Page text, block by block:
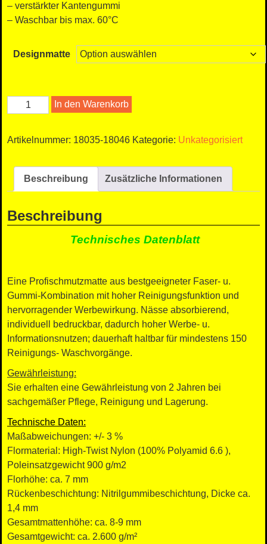
– verstärkter Kantengummi
– Waschbar bis max. 60°C
Designmatte
LOGO
-
Menge
In den Warenkorb
Artikelnummer: 18035-18046 Kategorie: Unkategorisiert
Beschreibung Zusätzliche Informationen
Beschreibung
Technisches Datenblatt
Eine Profischmutzmatte aus bestgeeigneter Faser- u.
Gummi-Kombination mit hoher Reinigungsfunktion und
hervorragender Werbewirkung. Nässe absorbierend,
individuell bedruckbar, dadurch hoher Werbe- u.
Informationsnutzen; dauerhaft haltbar für mindestens 150
Reinigungs- Waschvorgänge.
Gewährleistung:
Sie erhalten eine Gewährleistung von 2 Jahren bei
sachgemäßer Pflege, Reinigung und Lagerung.
Technische Daten:
Maßabweichungen: +/- 3 %
Flormaterial: High-Twist Nylon (100% Polyamid 6.6 ),
Poleinsatzgewicht 900 g/m2
Florhöhe: ca. 7 mm
Rückenbeschichtung: Nitrilgummibeschichtung, Dicke ca.
1,4 mm
Gesamtmattenhöhe: ca. 8-9 mm
Gesamtgewicht: ca. 2.600 g/m²